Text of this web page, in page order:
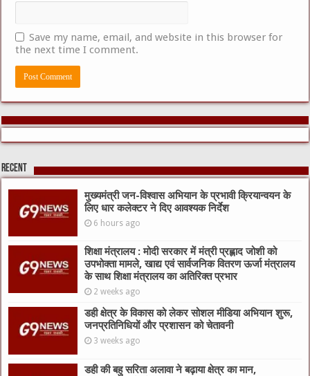
Save my name, email, and website in this browser for
the next time I comment.
Recent
मुख्यमंत्री जन-विश्वास अभियान के प्रभावी क्रियान्वयन के
लिए धार कलेक्टर ने दिए आवश्यक निर्देश
6 hours ago
शिक्षा मंत्रालय : मोदी सरकार में मंत्री प्रह्लाद जोशी को
उपभोक्ता मामले, खाद्य एवं सार्वजनिक वितरण ऊर्जा मंत्रालय
के साथ शिक्षा मंत्रालय का अतिरिक्त प्रभार
2 weeks ago
डही क्षेत्र के विकास को लेकर सोशल मीडिया अभियान शुरू,
जनप्रतिनिधियों और प्रशासन को चेतावनी
3 weeks ago
डही की बहु सरिता अलावा ने बढ़ाया क्षेत्र का मान,